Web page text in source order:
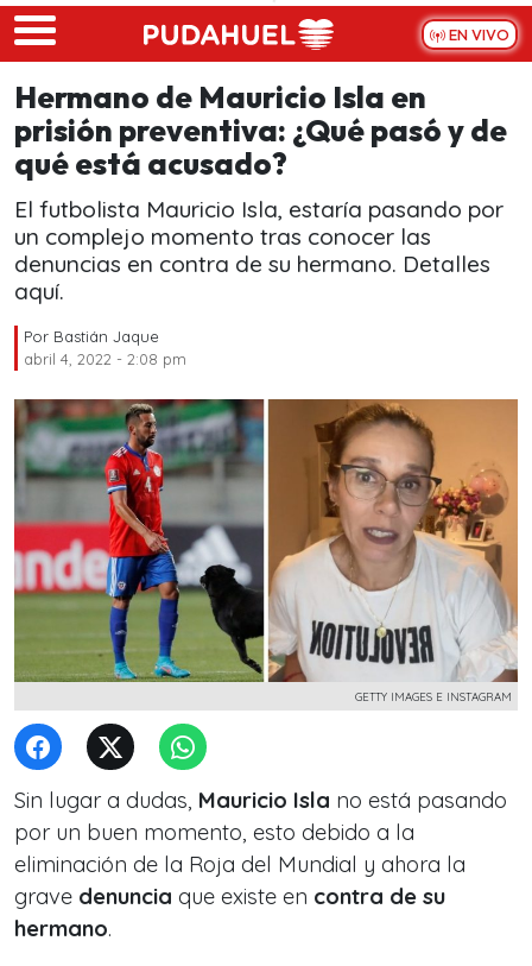
Skip to main content
EN VIVO
Hermano de Mauricio Isla en
prisión preventiva: ¿Qué pasó y de
qué está acusado?
El futbolista Mauricio Isla, estaría pasando por
un complejo momento tras conocer las
denuncias en contra de su hermano. Detalles
aquí.
Por Bastián Jaque
abril 4, 2022 - 2:08 pm
GETTY IMAGES E INSTAGRAM
Sin lugar a dudas, Mauricio Isla no está pasando
por un buen momento, esto debido a la
eliminación de la Roja del Mundial y ahora la
grave denuncia que existe en contra de su
hermano.